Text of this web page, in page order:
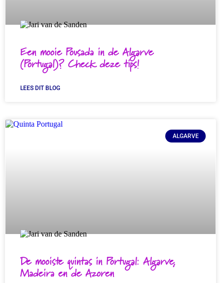
Een mooie Pousada in de Algarve
(Portugal)? Check deze tips!
LEES DIT BLOG
ALGARVE
De mooiste quintas in Portugal: Algarve,
Madeira en de Azoren